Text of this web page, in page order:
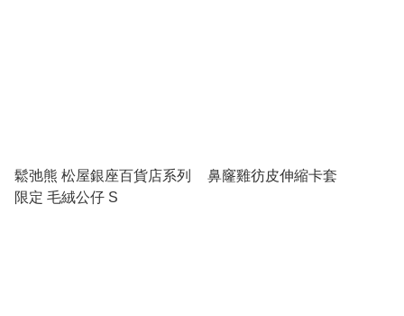
鬆弛熊 松屋銀座百貨店系列
限定 毛絨公仔 S
鼻窿雞彷皮伸縮卡套